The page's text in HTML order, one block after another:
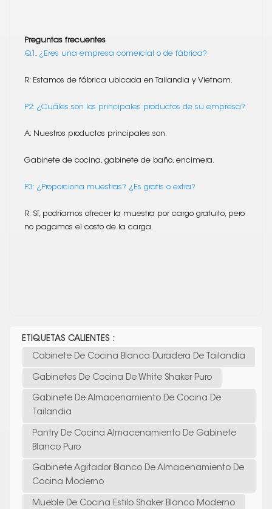
Preguntas frecuentes
Q1. ¿Eres una empresa comercial o de fábrica?
R: Estamos de fábrica ubicada en Tailandia y Vietnam.
P2: ¿Cuáles son los principales productos de su empresa?
A: Nuestros productos principales son:
Gabinete de cocina, gabinete de baño, encimera.
P3: ¿Proporciona muestras? ¿Es gratis o extra?
R: Sí, podríamos ofrecer la muestra por cargo gratuito, pero
no pagamos el costo de la carga.
ETIQUETAS CALIENTES :
Cabinete De Cocina Blanca Duradera De Tailandia
Gabinetes De Cocina De White Shaker Puro
Gabinete De Almacenamiento De Cocina De
Tailandia
Pantry De Cocina Almacenamiento De Gabinete
Blanco Puro
Gabinete Agitador Blanco De Almacenamiento De
Cocina Moderno
Mueble De Cocina Estilo Shaker Blanco Moderno